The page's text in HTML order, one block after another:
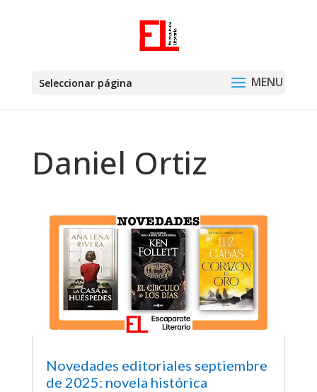
Seleccionar página
Daniel Ortiz
Novedades editoriales septiembre
de 2025: novela histórica